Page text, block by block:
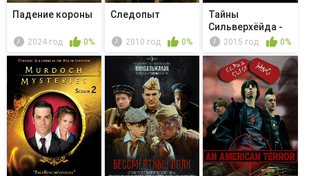
Падение короны
2024 год 0%
Следопыт
2010 год 0%
Тайны
Сильверхёйда -
Jordskott II: De...
2015 год 0%